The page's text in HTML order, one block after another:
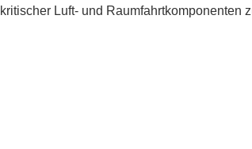
Luft- und Raumfahrtkomponenten